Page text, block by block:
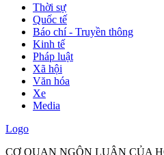
Thời sự
Quốc tế
Báo chí - Truyền thông
Kinh tế
Pháp luật
Xã hội
Văn hóa
Xe
Media
Logo
CƠ QUAN NGÔN LUẬN CỦA